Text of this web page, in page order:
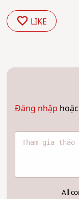
LIKE
Đăng nhập
All